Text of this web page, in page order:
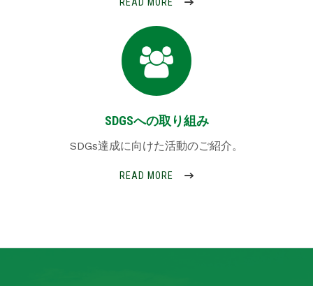
SDGSへの取り組み
SDGs達成に向けた活動のご紹介。
READ MORE